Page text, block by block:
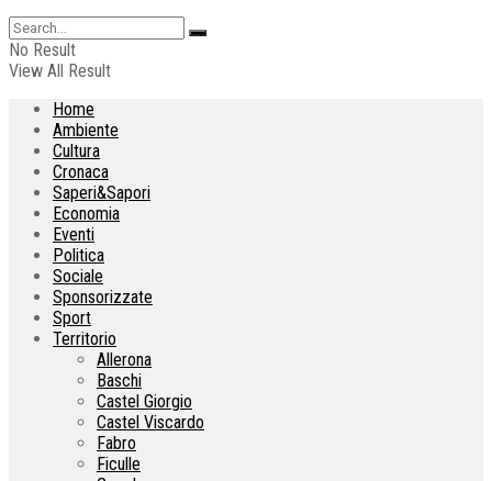
No Result
View All Result
Home
Ambiente
Cultura
Cronaca
Saperi&Sapori
Economia
Eventi
Politica
Sociale
Sponsorizzate
Sport
Territorio
Allerona
Baschi
Castel Giorgio
Castel Viscardo
Fabro
Ficulle